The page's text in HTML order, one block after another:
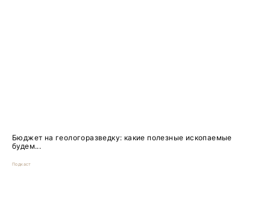
Бюджет на геологоразведку: какие полезные ископаемые
будем...
Подкаст